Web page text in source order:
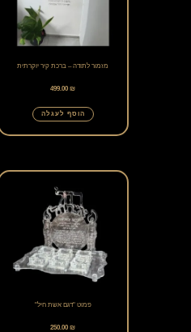
מזמור לתודה – ברכת קיר יוקרתית
499.00₪
הוסף לעגלה
פמוט "דגם אשת חיל"
250.00₪